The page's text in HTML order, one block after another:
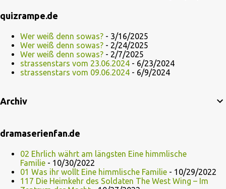
quizrampe.de
Wer weiß denn sowas? - 3/16/2025
Wer weiß denn sowas? - 2/24/2025
Wer weiß denn sowas? - 2/7/2025
strassenstars vom 23.06.2024 - 6/23/2024
strassenstars vom 09.06.2024 - 6/9/2024
Archiv
dramaserienfan.de
02 Ehrlich währt am längsten Eine himmlische
Familie - 10/30/2022
01 Was ihr wollt Eine himmlische Familie - 10/29/2022
117 Die Heimkehr des Soldaten The West Wing – Im